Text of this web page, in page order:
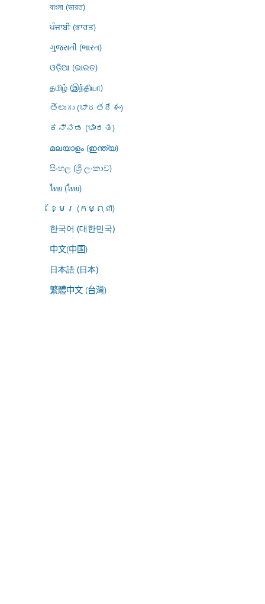
বাংলা (ভারত)
ਪੰਜਾਬੀ (ਭਾਰਤ)
ગુજરાતી (ભારત)
ଓଡ଼ିଆ (ଭାରତ)
தமிழ் (இந்தியா)
తెలుగు (భారతదేశం)
ಕನ್ನಡ (ಭಾರತ)
മലയാളം (ഇന്ത്യ)
සිංහල (ශ්‍රී ලංකාව)
ไทย (ไทย)
ខ្មែរ (កម្ពុជា)
한국어 (대한민국)
中文(中国)
日本語 (日本)
繁體中文 (台灣)